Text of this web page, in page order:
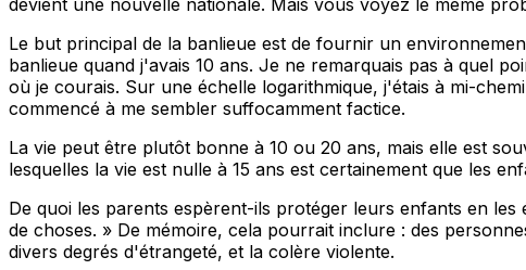
Le but principal de la banlieue est de fournir un
banlieue quand j'avais 10 ans. Je ne remarquais pas à quel
où je courais. Sur une échelle logarithmique, j'étais à mi-
commencé à me sembler suffocamment factice.
La vie peut être plutôt bonne à 10 ou 20 ans, mais elle est
lesquelles la vie est nulle à 15 ans est certainement que les
De quoi les parents espèrent-ils protéger leurs enfants en
de choses. » De mémoire, cela pourrait inclure : des
divers degrés d'étrangeté, et la colère violente.